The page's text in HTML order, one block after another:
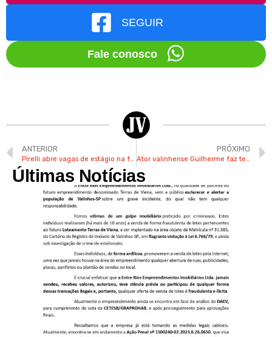
SEGUIR
Fale conosco
ANTERIOR
Pirelli abre vagas de estágio na fábrica de Campinas
PRÓXIMO
Ator valinhense Guilherme faz teatro desde 2014 e já participou de mais de 20 espetáculos
Últimas Notícias